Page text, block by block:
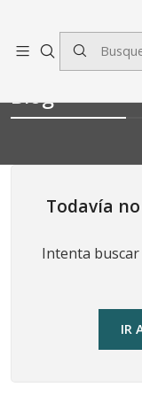
Blog
Todavía
Intenta
IR